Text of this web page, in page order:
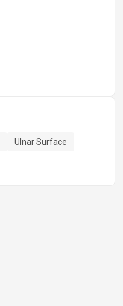
Ulnar Surface